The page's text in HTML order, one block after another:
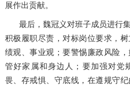
展作出贡献。
最后，魏冠义对班子成员进行
积极履职尽责，对标岗位要求，
绩观、事业观；要警惕廉政风险，
管好家属和身边人；要加强对党
畏、存戒惧、守底线，在遵规守